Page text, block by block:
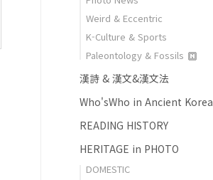
Weird & Eccentric
K-Culture & Sports
Paleontology & Fossils
漢詩 & 漢文&漢文法
Who'sWho in Ancient Korea
READING HISTORY
HERITAGE in PHOTO
DOMESTIC